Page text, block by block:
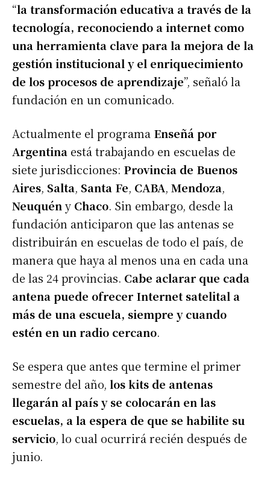
“la transformación educativa a través de la
tecnología, reconociendo a internet como
una herramienta clave para la mejora de la
gestión institucional y el enriquecimiento
de los procesos de aprendizaje”, señaló la
fundación en un comunicado.
Actualmente el programa Enseñá por
Argentina está trabajando en escuelas de
siete jurisdicciones: Provincia de Buenos
Aires, Salta, Santa Fe, CABA, Mendoza,
Neuquén y Chaco. Sin embargo, desde la
fundación anticiparon que las antenas se
distribuirán en escuelas de todo el país, de
manera que haya al menos una en cada una
de las 24 provincias. Cabe aclarar que cada
antena puede ofrecer Internet satelital a
más de una escuela, siempre y cuando
estén en un radio cercano.
Se espera que antes que termine el primer
semestre del año, los kits de antenas
llegarán al país y se colocarán en las
escuelas, a la espera de que se habilite su
servicio, lo cual ocurrirá recién después de
junio.